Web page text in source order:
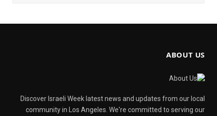
ABOUT US
Discover Israeli Week latest news and updates from our local
community in Los Angeles. We're committed to serving our